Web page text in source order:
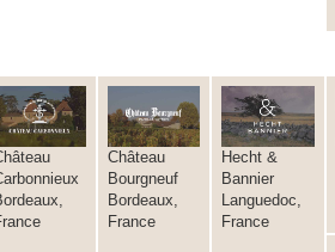
Château
Bourgneuf
Bordeaux,
France
Hecht &
Bannier
Languedoc,
France